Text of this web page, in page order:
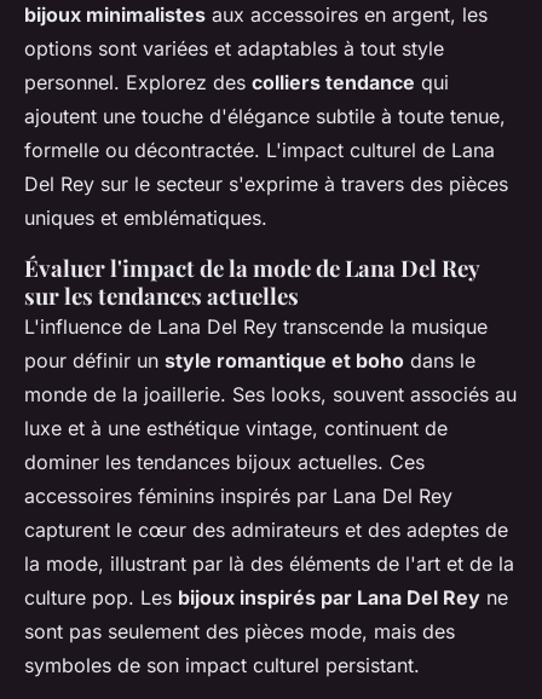
bijoux minimalistes aux accessoires en argent, les
options sont variées et adaptables à tout style
personnel. Explorez des colliers tendance qui
ajoutent une touche d'élégance subtile à toute tenue,
formelle ou décontractée. L'impact culturel de Lana
Del Rey sur le secteur s'exprime à travers des pièces
uniques et emblématiques.
Évaluer l'impact de la mode de Lana Del Rey
sur les tendances actuelles
L'influence de Lana Del Rey transcende la musique
pour définir un style romantique et boho dans le
monde de la joaillerie. Ses looks, souvent associés au
luxe et à une esthétique vintage, continuent de
dominer les tendances bijoux actuelles. Ces
accessoires féminins inspirés par Lana Del Rey
capturent le cœur des admirateurs et des adeptes de
la mode, illustrant par là des éléments de l'art et de la
culture pop. Les bijoux inspirés par Lana Del Rey ne
sont pas seulement des pièces mode, mais des
symboles de son impact culturel persistant.